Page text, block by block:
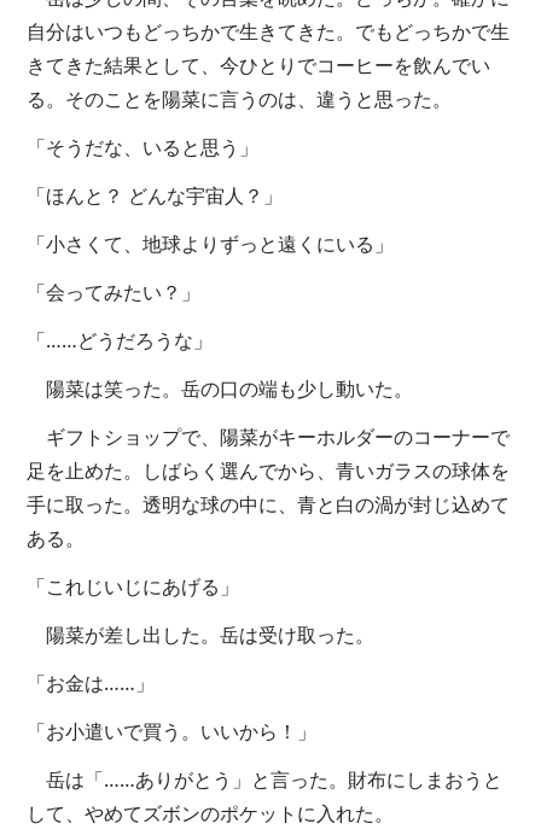
自分はいつもどっちかで生きてきた。でもどっちかで生
きてきた結果として、今ひとりでコーヒーを飲んでい
る。そのことを陽菜に言うのは、違うと思った。
「そうだな、いると思う」
「ほんと？ どんな宇宙人？」
「小さくて、地球よりずっと遠くにいる」
「会ってみたい？」
「……どうだろうな」
陽菜は笑った。岳の口の端も少し動いた。
ギフトショップで、陽菜がキーホルダーのコーナーで
足を止めた。しばらく選んでから、青いガラスの球体を
手に取った。透明な球の中に、青と白の渦が封じ込めて
ある。
「これじいじにあげる」
陽菜が差し出した。岳は受け取った。
「お金は……」
「お小遣いで買う。いいから！」
岳は「……ありがとう」と言った。財布にしまおうと
して、やめてズボンのポケットに入れた。